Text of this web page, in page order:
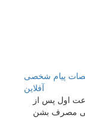
پیام شخصی
آفلاين
ضد حاملگی باید حتما در24ساعت اول پس از
مصرف بشن